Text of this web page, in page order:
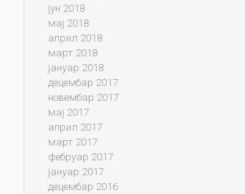
јун 2018
мај 2018
април 2018
март 2018
јануар 2018
децембар 2017
новембар 2017
мај 2017
април 2017
март 2017
фебруар 2017
јануар 2017
децембар 2016